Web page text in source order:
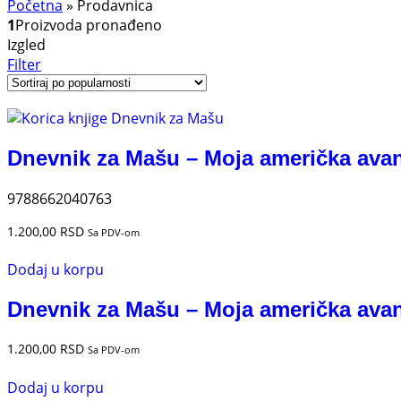
Početna » Prodavnica
1Proizvoda pronađeno
Izgled
Filter
Dnevnik za Mašu – Moja američka
9788662040763
1.200,00 RSD Sa PDV-om
Dodaj u korpu
Dnevnik za Mašu – Moja američka
1.200,00 RSD Sa PDV-om
Dodaj u korpu